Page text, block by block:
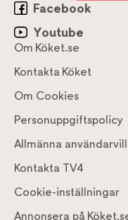
Facebook
Youtube
Om Köket.se
Kontakta Köket
Om Cookies
Personuppgiftspolicy
Allmänna
Kontakta TV4
Cookie-inställningar
Annonsera på